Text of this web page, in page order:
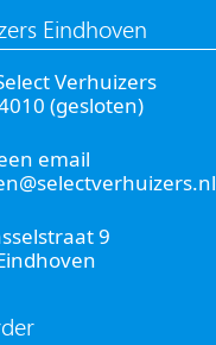
Eindhoven
Verhuizers
(gesloten)
email
9